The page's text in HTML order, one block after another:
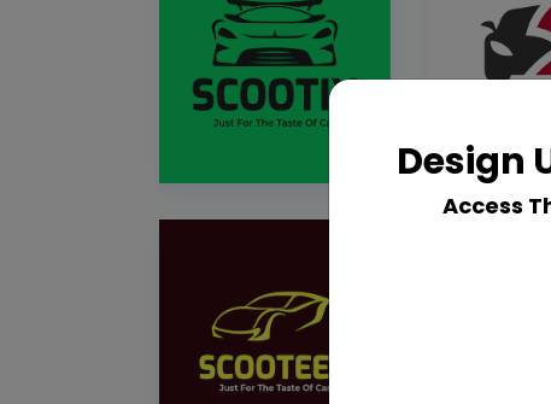
Design
Access